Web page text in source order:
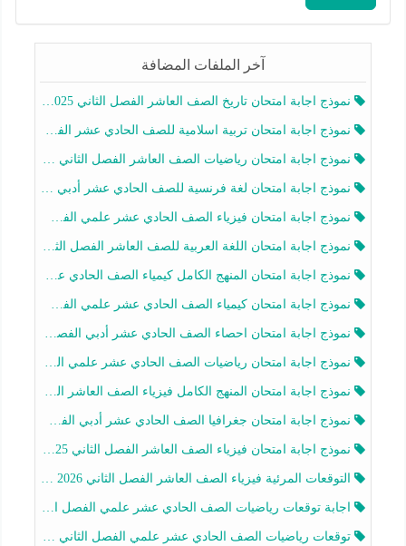
آخر الملفات المضافة
نموذج اجابة امتحان تاريخ الصف العاشر الفصل الثاني 2025-2026
نموذج اجابة امتحان تربية اسلامية للصف الحادي عشر الفصل الثاني 2025-2026
نموذج اجابة امتحان رياضيات الصف العاشر الفصل الثاني 2025-2026
نموذج اجابة امتحان لغة فرنسية للصف الحادي عشر أدبي الفصل الثاني 2025-2026
نموذج اجابة امتحان فيزياء الصف الحادي عشر علمي الفصل الثاني 2025-2026
نموذج اجابة امتحان اللغة العربية للصف العاشر الفصل الثاني 2025-2026
نموذج اجابة امتحان المنهج الكامل كيمياء الصف الحادي عشر علمي الفصل الثاني 2025-2026
نموذج اجابة امتحان كيمياء الصف الحادي عشر علمي الفصل الثاني 2025-2026
نموذج اجابة امتحان احصاء الصف الحادي عشر أدبي الفصل الثاني 2025-2026
نموذج اجابة امتحان رياضيات الصف الحادي عشر علمي الفصل الثاني 2025-2026
نموذج اجابة امتحان المنهج الكامل فيزياء الصف العاشر الفصل الثاني 2025-2026
نموذج اجابة امتحان جغرافيا الصف الحادي عشر أدبي الفصل الثاني 2025-2026
نموذج اجابة امتحان فيزياء الصف العاشر الفصل الثاني 2025-2026
التوقعات المرئية فيزياء الصف العاشر الفصل الثاني 2026 أ هيثم الليثي
اجابة توقعات رياضيات الصف الحادي عشر علمي الفصل الثاني 2025-2026 أ عمرو فايز
توقعات رياضيات الصف الحادي عشر علمي الفصل الثاني 2025-2026 أ عمرو فايز